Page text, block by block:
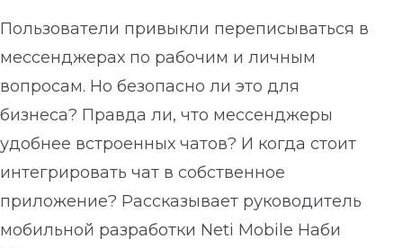
Пользователи привыкли переписываться в
мессенджерах по рабочим и личным
вопросам. Но безопасно ли это для
бизнеса? Правда ли, что мессенджеры
удобнее встроенных чатов? И когда стоит
интегрировать чат в собственное
приложение? Рассказывает руководитель
мобильной разработки Neti Mobile Наби